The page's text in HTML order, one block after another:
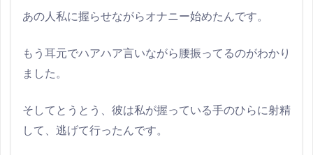
あの人私に握らせながらオナニー始めたんです。
もう耳元でハアハア言いながら腰振ってるのがわかり
ました。
そしてとうとう、彼は私が握っている手のひらに射精
して、逃げて行ったんです。